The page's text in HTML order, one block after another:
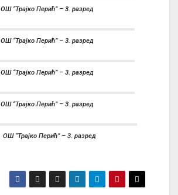
ОШ “Трајко Перић” – 3. разред
ОШ “Трајко Перић” – 3. разред
ОШ “Трајко Перић” – 3. разред
ОШ “Трајко Перић” – 3. разред
ОШ “Трајко Перић” – 3. разред